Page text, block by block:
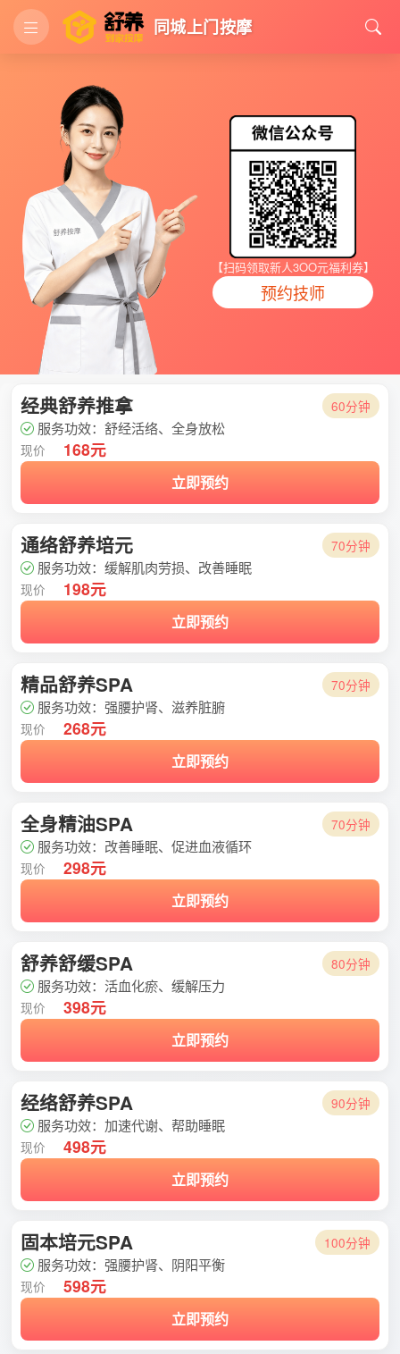
同城上门按摩
【扫码领取新人3OO元福利券】
预约技师
经典舒养推拿 60分钟
服务功效：舒经活络、全身放松
现价 168元
立即预约
通络舒养培元 70分钟
服务功效：缓解肌肉劳损、改善睡眠
现价 198元
立即预约
精品舒养SPA 70分钟
服务功效：强腰护肾、滋养脏腑
现价 268元
立即预约
全身精油SPA 70分钟
服务功效：改善睡眠、促进血液循环
现价 298元
立即预约
舒养舒缓SPA 80分钟
服务功效：活血化瘀、缓解压力
现价 398元
立即预约
经络舒养SPA 90分钟
服务功效：加速代谢、帮助睡眠
现价 498元
立即预约
固本培元SPA 100分钟
服务功效：强腰护肾、阴阳平衡
现价 598元
立即预约